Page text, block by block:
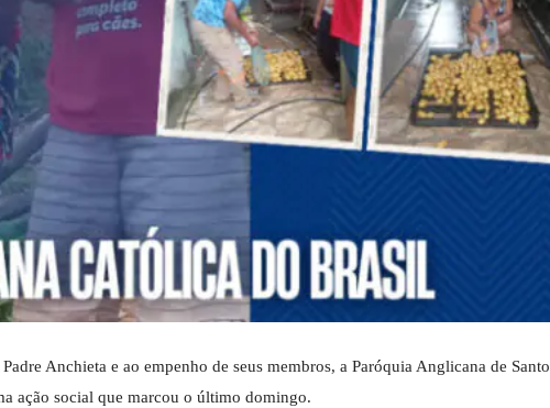
Anchieta e ao empenho de seus membros, a Paróquia Anglicana de Santo
ação social que marcou o último domingo.